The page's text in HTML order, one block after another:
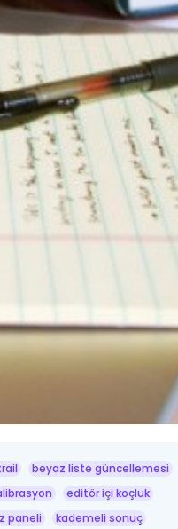
beyaz liste güncellemesi
editör içi koçluk
paneli
kademeli sonuç